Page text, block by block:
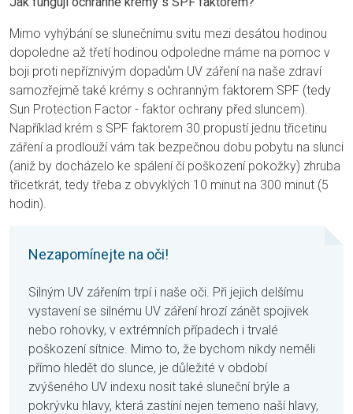
Mimo vyhýbání se slunečnímu svitu mezi desátou hodinou
dopoledne až třetí hodinou odpoledne máme na pomoc v
boji proti nepříznivým dopadům UV záření na naše zdraví
samozřejmě také krémy s ochranným faktorem SPF (tedy
Sun Protection Factor - faktor ochrany před sluncem).
Například krém s SPF faktorem 30 propustí jednu třicetinu
záření a prodlouží vám tak bezpečnou dobu pobytu na slunci
(aniž by docházelo ke spálení čí poškození pokožky) zhruba
třicetkrát, tedy třeba z obvyklých 10 minut na 300 minut (5
hodin).
Nezapomínejte na oči!
Silným UV zářením trpí i naše oči. Při jejich delšímu
vystavení se silnému UV záření hrozí zánět spojivek
nebo rohovky, v extrémních případech i trvalé
poškození sítnice. Mimo to, že bychom nikdy neměli
přímo hledět do slunce, je důležité v období
zvýšeného UV indexu nosit také sluneční brýle a
pokrývku hlavy, která zastíní nejen temeno naší hlavy,